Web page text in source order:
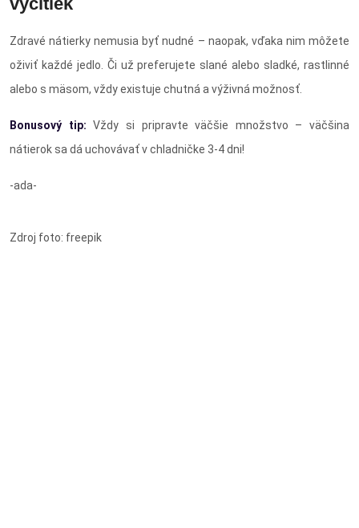
Zdravé nátierky nemusia byť nudné – naopak, vďaka nim môžete
oživiť každé jedlo. Či už preferujete slané alebo sladké, rastlinné
alebo s mäsom, vždy existuje chutná a výživná možnosť.
Bonusový tip: Vždy si pripravte väčšie množstvo – väčšina
nátierok sa dá uchovávať v chladničke 3-4 dni!
-ada-
Zdroj foto: freepik